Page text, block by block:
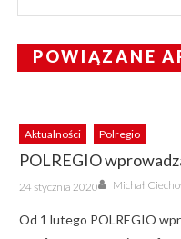
POWIĄZANE
Aktualności Polregio
POLREGIO
Posted
on
24 stycznia 2020 Author
Michał
Od 1 lutego POLREGIO